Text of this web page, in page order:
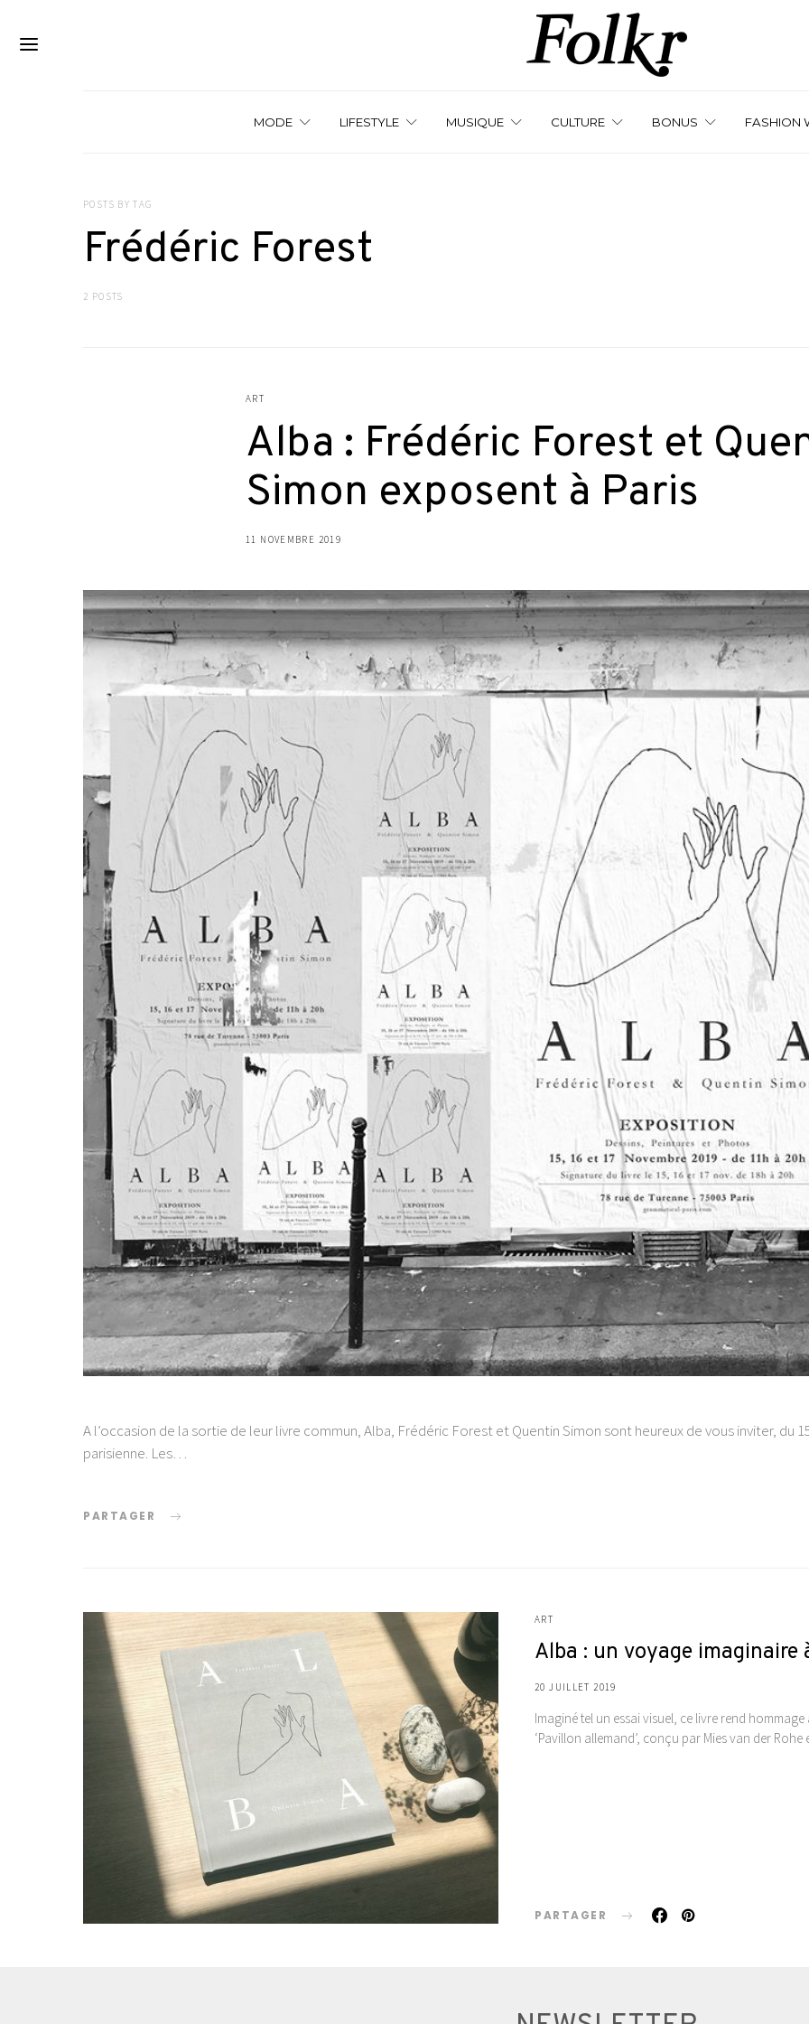
MODE LIFESTYLE MUSIQUE CULTURE BONUS FASHION
POSTS BY TAG
Frédéric Forest
2 POSTS
ART
Alba : Frédéric Forest et
Simon exposent à Paris
11 NOVEMBRE 2019
A l’occasion de la sortie de leur livre commun, Alba, Frédéric Forest et Quentin Simon sont heureux de vous inviter, du
parisienne. Les…
PARTAGER
ART
Alba : un voyage imaginaire
20 JUILLET 2019
Imaginé tel un essai visuel, ce livre rend
‘Pavillon allemand’, conçu par Mies van der Rohe
PARTAGER